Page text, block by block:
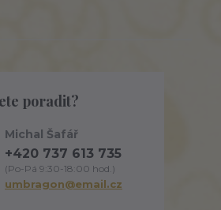
poradit?
Michal Šafář
+420 737 613 735
(Po-Pá 9:30-18:00 hod.)
umbragon@email.cz